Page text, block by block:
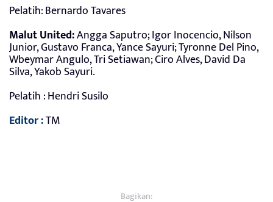
Pelatih: Bernardo Tavares
Malut United:Angga Saputro; Igor Inocencio, Nilson
Junior, Gustavo Franca, Yance Sayuri; Tyronne Del Pino,
Wbeymar Angulo, Tri Setiawan; Ciro Alves, David Da
Silva, Yakob Sayuri.
Pelatih : Hendri Susilo
Editor :TM
Bagikan: